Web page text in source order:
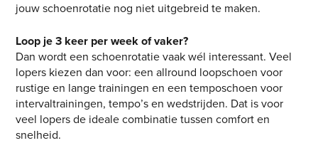
jouw schoenrotatie nog niet uitgebreid te maken.
Loop je 3 keer per week of vaker?
Dan wordt een schoenrotatie vaak wél interessant. Veel
lopers kiezen dan voor: een allround loopschoen voor
rustige en lange trainingen en een temposchoen voor
intervaltrainingen, tempo’s en wedstrijden. Dat is voor
veel lopers de ideale combinatie tussen comfort en
snelheid.